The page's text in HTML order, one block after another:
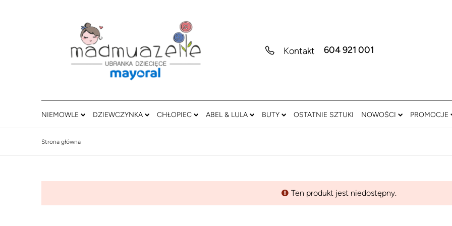
Kontakt 604 921 001
NIEMOWLE DZIEWCZYNKA CHŁOPIEC ABEL & LULA BUTY OSTATNIE SZTUKI NOWOŚCI PROMOCJE
Strona główna
Ten produkt jest niedostępny.